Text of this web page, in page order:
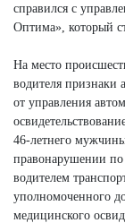
справился с
Оптима», который
На место
водителя признаки
от управления
46-летнего
правонарушении
водителем
уполномоченного
медицинского